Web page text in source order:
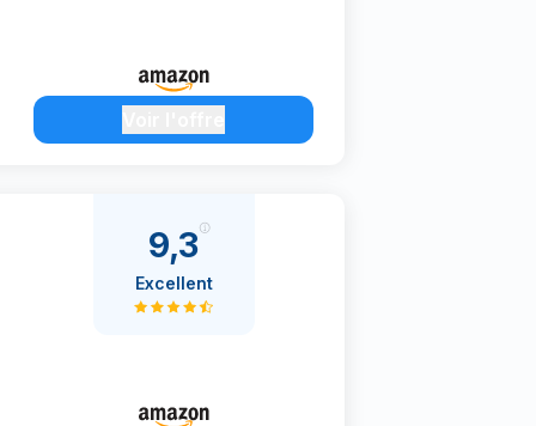
9,3
Excellent